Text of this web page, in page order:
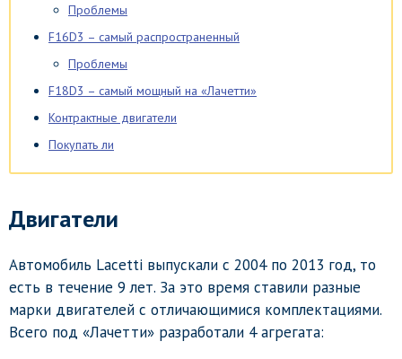
Проблемы
F16D3 – самый распространенный
Проблемы
F18D3 – самый мощный на «Лачетти»
Контрактные двигатели
Покупать ли
Двигатели
Автомобиль Lacetti выпускали с 2004 по 2013 год, то
есть в течение 9 лет. За это время ставили разные
марки двигателей с отличающимися комплектациями.
Всего под «Лачетти» разработали 4 агрегата: